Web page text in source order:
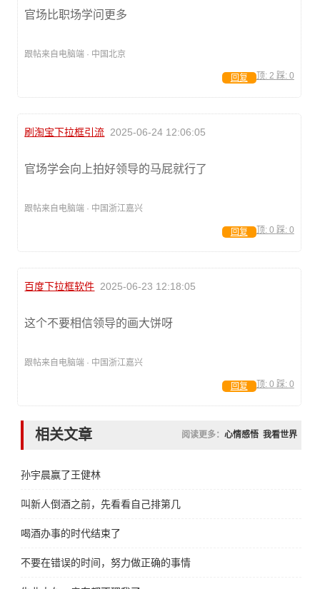
官场比职场学问更多
跟帖来自电脑端 · 中国北京
顶: 2 踩: 0
回复
刷淘宝下拉框引流 2025-06-24 12:06:05
官场学会向上拍好领导的马屁就行了
跟帖来自电脑端 · 中国浙江嘉兴
顶: 0 踩: 0
回复
百度下拉框软件 2025-06-23 12:18:05
这个不要相信领导的画大饼呀
跟帖来自电脑端 · 中国浙江嘉兴
顶: 0 踩: 0
回复
相关文章 阅读更多： 心情感悟 我看世界
孙宇晨赢了王健林
叫新人倒酒之前，先看看自己排第几
喝酒办事的时代结束了
不要在错误的时间，努力做正确的事情